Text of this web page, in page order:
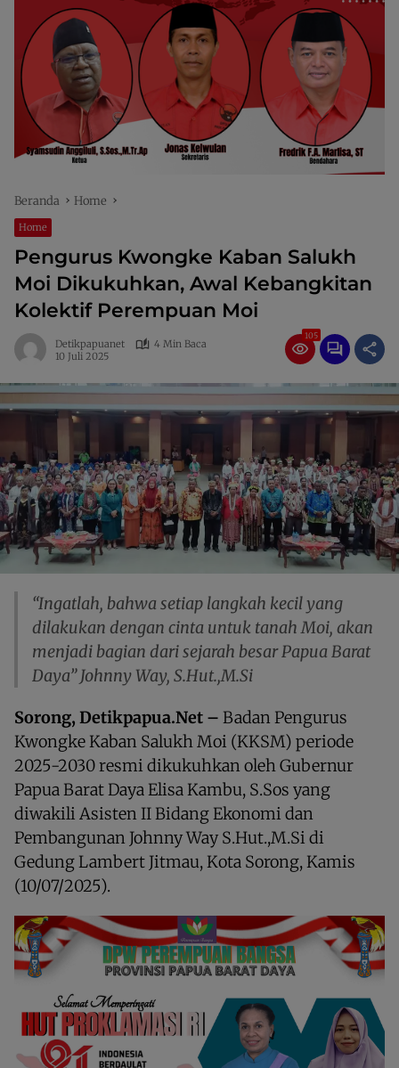
Beranda Home
Home
Pengurus Kwongke Kaban Salukh
Moi Dikukuhkan, Awal Kebangkitan
Kolektif Perempuan Moi
Detikpapuanet
4 Min Baca
10 Juli 2025
105
“Ingatlah, bahwa setiap langkah kecil yang
dilakukan dengan cinta untuk tanah Moi, akan
menjadi bagian dari sejarah besar Papua Barat
Daya” Johnny Way, S.Hut.,M.Si
Sorong, Detikpapua.Net – Badan Pengurus
Kwongke Kaban Salukh Moi (KKSM) periode
2025-2030 resmi dikukuhkan oleh Gubernur
Papua Barat Daya Elisa Kambu, S.Sos yang
diwakili Asisten II Bidang Ekonomi dan
Pembangunan Johnny Way S.Hut.,M.Si di
Gedung Lambert Jitmau, Kota Sorong, Kamis
(10/07/2025).